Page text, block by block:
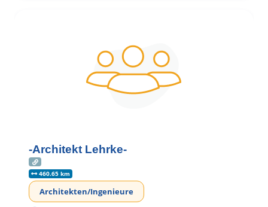
-Architekt Lehrke-
460.65 km
Architekten/Ingenieure